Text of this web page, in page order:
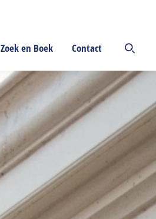
Zoek en Boek Contact